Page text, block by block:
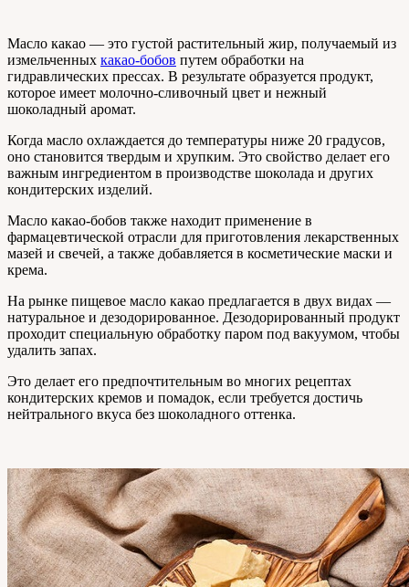
Масло какао — это густой растительный жир, получаемый из
измельченных какао-бобов путем обработки на
гидравлических прессах. В результате образуется продукт,
которое имеет молочно-сливочный цвет и нежный
шоколадный аромат.
Когда масло охлаждается до температуры ниже 20 градусов,
оно становится твердым и хрупким. Это свойство делает его
важным ингредиентом в производстве шоколада и других
кондитерских изделий.
Масло какао-бобов также находит применение в
фармацевтической отрасли для приготовления лекарственных
мазей и свечей, а также добавляется в косметические маски и
крема.
На рынке пищевое масло какао предлагается в двух видах —
натуральное и дезодорированное. Дезодорированный продукт
проходит специальную обработку паром под вакуумом, чтобы
удалить запах.
Это делает его предпочтительным во многих рецептах
кондитерских кремов и помадок, если требуется достичь
нейтрального вкуса без шоколадного оттенка.